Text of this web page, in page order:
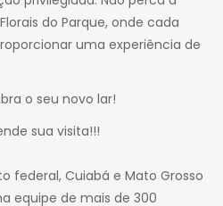
do Parque, onde cada
uma experiência de
o seu novo lar!
sua visita!!!
federal, Cuiabá e Mato Grosso
equipe de mais de 300